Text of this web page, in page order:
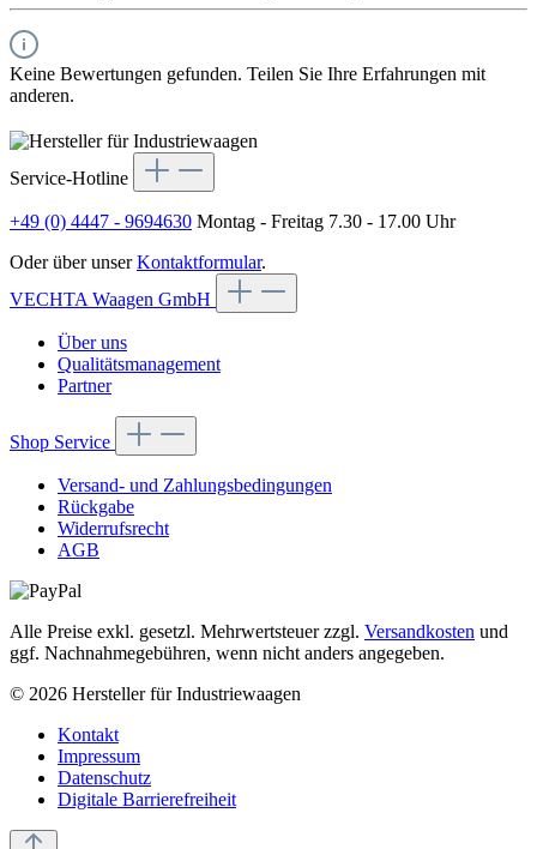
Keine Bewertungen gefunden. Teilen Sie Ihre Erfahrungen mit
anderen.
Service-Hotline
+49 (0) 4447 - 9694630 Montag - Freitag 7.30 - 17.00 Uhr
Oder über unserKontaktformular.
VECHTA Waagen GmbH
Über uns
Qualitätsmanagement
Partner
Shop Service
Versand- und Zahlungsbedingungen
Rückgabe
Widerrufsrecht
AGB
Alle Preise exkl. gesetzl. Mehrwertsteuer zzgl. Versandkosten und
ggf. Nachnahmegebühren, wenn nicht anders angegeben.
© 2026 Hersteller für Industriewaagen
Kontakt
Impressum
Datenschutz
Digitale Barrierefreiheit